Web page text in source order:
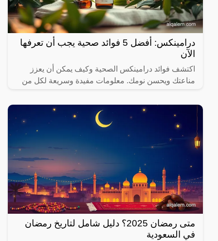
درامينكس: أفضل 5 فوائد صحية يجب أن تعرفها
الآن
اكتشف فوائد درامينكس الصحية وكيف يمكن أن يعزز
مناعتك ويحسن نومك. معلومات مفيدة وسريعة لكل من
متى رمضان 2025؟ دليل شامل لتاريخ رمضان
في السعودية